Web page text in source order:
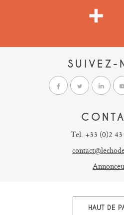
SUIVEZ-
Tel. +33 (0)2